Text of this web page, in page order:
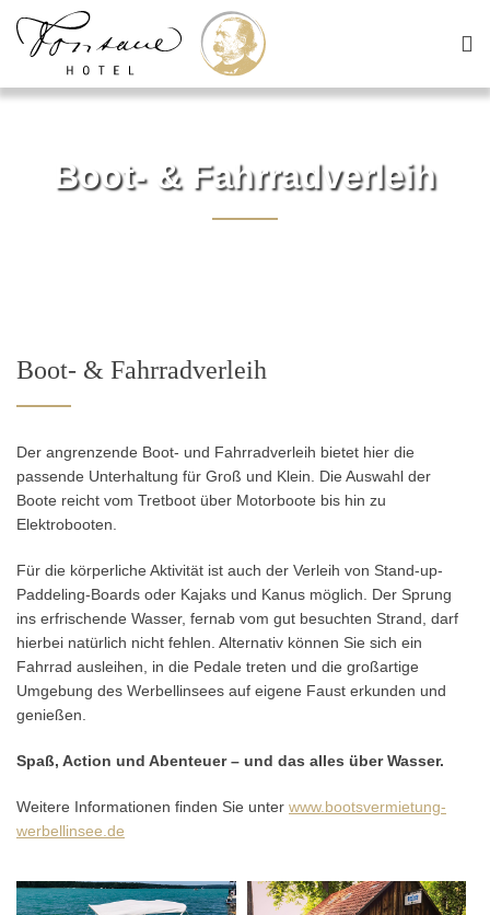
Boot- & Fahrradverleih
Boot- & Fahrradverleih
Der angrenzende Boot- und Fahrradverleih bietet hier die
passende Unterhaltung für Groß und Klein. Die Auswahl der
Boote reicht vom Tretboot über Motorboote bis hin zu
Elektrobooten.
Für die körperliche Aktivität ist auch der Verleih von Stand-up-
Paddeling-Boards oder Kajaks und Kanus möglich. Der Sprung
ins erfrischende Wasser, fernab vom gut besuchten Strand, darf
hierbei natürlich nicht fehlen. Alternativ können Sie sich ein
Fahrrad ausleihen, in die Pedale treten und die großartige
Umgebung des Werbellinsees auf eigene Faust erkunden und
genießen.
Spaß, Action und Abenteuer – und das alles über Wasser.
Weitere Informationen finden Sie unter www.bootsvermietung-
werbellinsee.de